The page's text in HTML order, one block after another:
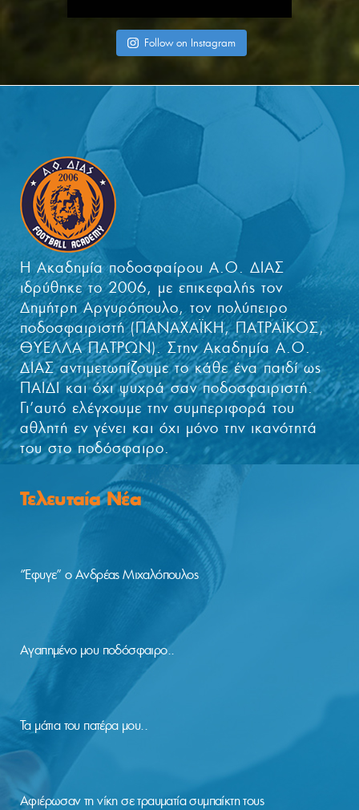
Follow on Instagram
Η Ακαδημία ποδοσφαίρου Α.Ο. ΔΙΑΣ
ιδρύθηκε το 2006, με επικεφαλής τον
Δημήτρη Αργυρόπουλο, τον πολύπειρο
ποδοσφαιριστή (ΠΑΝΑΧΑΪΚΗ, ΠΑΤΡΑΪΚΟΣ,
ΘΥΕΛΛΑ ΠΑΤΡΩΝ). Στην Ακαδημία Α.Ο.
ΔΙΑΣ αντιμετωπίζουμε το κάθε ένα παιδί ως
ΠΑΙΔΙ και όχι ψυχρά σαν ποδοσφαιριστή.
Γι’αυτό ελέγχουμε την συμπεριφορά του
αθλητή εν γένει και όχι μόνο την ικανότητά
του στο ποδόσφαιρο.
Τελευταία Νέα
“Έφυγε” ο Ανδρέας Μιχαλόπουλος
Αγαπημένο μου ποδόσφαιρο..
Τα μάτια του πατέρα μου..
Αφιέρωσαν τη νίκη σε τραυματία συμπαίκτη τους